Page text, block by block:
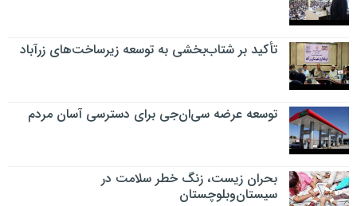
تأکید بر شتاب‌بخشی به توسعه زیرساخت‌های زرآباد
توسعه عرضه سی‌ان‌جی برای دسترسی آسان مردم
بحران زیست، زنگ خطر سلامت در
سیستان‌وبلوچستان